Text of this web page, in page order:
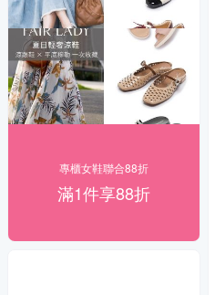
專櫃女鞋聯合88折
滿1件享88折